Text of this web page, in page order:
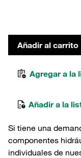
Añadir al carrito
Agregar a la
Añadir a la
Si tiene una
componentes
individuales de